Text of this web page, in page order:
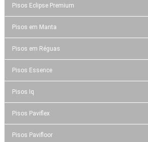
Pisos Eclipse Premium
Pisos em Manta
Pisos em Réguas
Pisos Essence
Pisos Iq
Pisos Paviflex
Pisos Pavifloor